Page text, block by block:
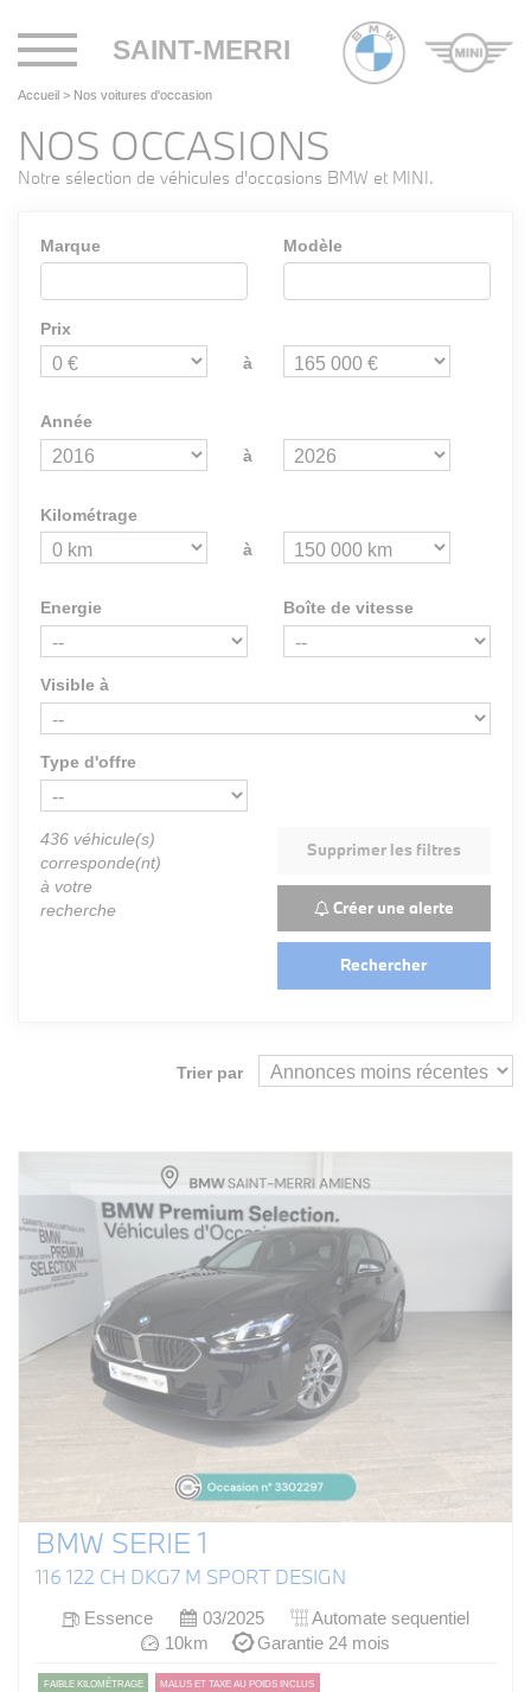
SAINT-MERRI
Toggle
navigation
Accueil > Nos voitures d'occasion
NOS OCCASIONS
Notre sélection de véhicules d'occasions BMW et MINI.
Marque Modèle
Prix
à
Année
à
Kilométrage
à
Energie Boîte de vitesse
Visible à
Type d'offre
436 véhicule(s)
corresponde(nt)
à votre
recherche
Supprimer les filtres
Créer une alerte
Rechercher
Trier par
BMW SERIE 1
116 122 CH DKG7 M SPORT DESIGN
Essence 03/2025
Automate sequentiel
10km
Garantie 24 mois
FAIBLE KILOMÉTRAGE MALUS ET TAXE AU POIDS INCLUS